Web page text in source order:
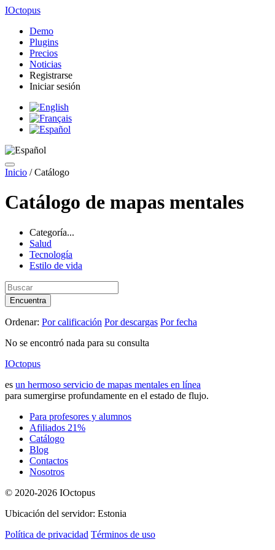
IOctopus
Demo
Plugins
Precios
Noticias
Registrarse
Iniciar sesión
Inicio /Catálogo
Catálogo de mapas mentales
Categoría...
Salud
Tecnología
Estilo de vida
Encuentra
Ordenar: Por calificación Por descargas Por fecha
No se encontró nada para su consulta
IOctopus
es un hermoso servicio de mapas mentales en línea
para sumergirse profundamente en el estado de flujo.
Para profesores y alumnos
Afiliados 21%
Catálogo
Blog
Contactos
Nosotros
© 2020-2026 IOctopus
Ubicación del servidor: Estonia
Política de privacidad Términos de uso